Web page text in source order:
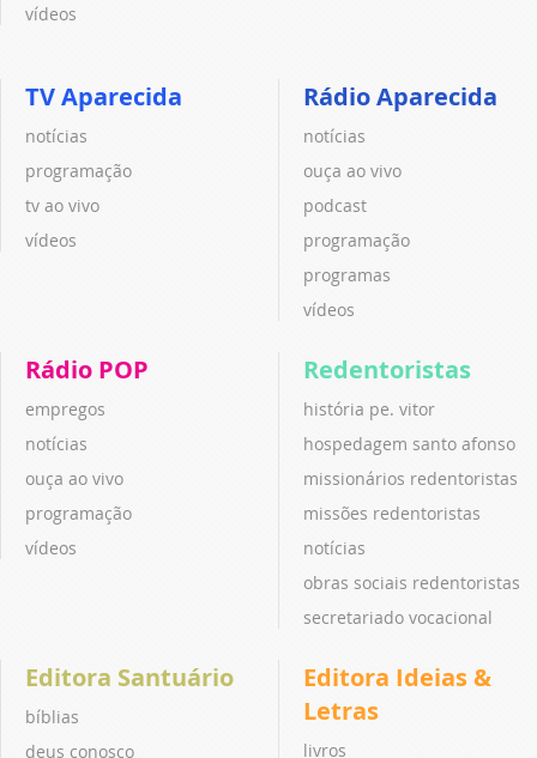
vídeos
TV Aparecida
notícias
programação
tv ao vivo
vídeos
Rádio Aparecida
notícias
ouça ao vivo
podcast
programação
programas
vídeos
Rádio POP
empregos
notícias
ouça ao vivo
programação
vídeos
Redentoristas
história pe. vitor
hospedagem santo afonso
missionários redentoristas
missões redentoristas
notícias
obras sociais redentoristas
secretariado vocacional
Editora Santuário
bíblias
deus conosco
Editora Ideias &
Letras
livros